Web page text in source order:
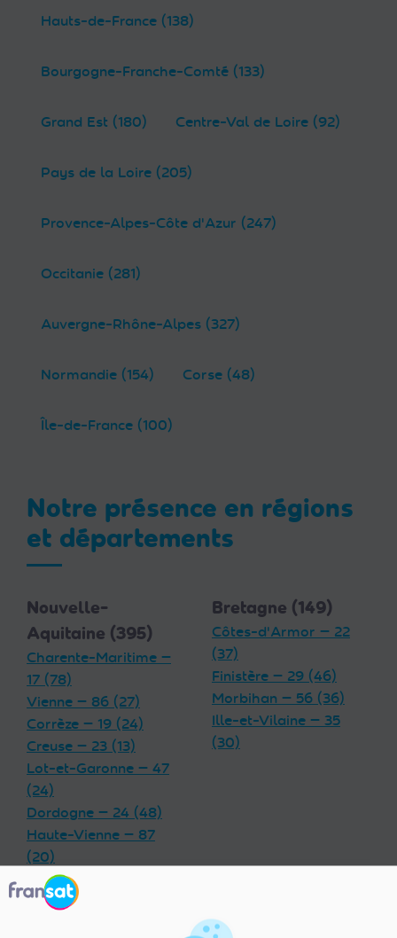
Hauts-de-France (138)
Bourgogne-Franche-Comté (133)
Grand Est (180) Centre-Val de Loire (92)
Pays de la Loire (205)
Provence-Alpes-Côte d'Azur (247)
Occitanie (281)
Auvergne-Rhône-Alpes (327)
Normandie (154) Corse (48)
Île-de-France (100)
Notre présence en régions
et départements
Nouvelle-
Aquitaine (395)
Charente-Maritime —
17 (78)
Vienne — 86 (27)
Corrèze — 19 (24)
Creuse — 23 (13)
Lot-et-Garonne — 47
(24)
Dordogne — 24 (48)
Haute-Vienne — 87
(20)
Charente — 16 (32)
Landes — 40 (33)
Bretagne (149)
Côtes-d'Armor — 22
(37)
Finistère — 29 (46)
Morbihan — 56 (36)
Ille-et-Vilaine — 35
(30)